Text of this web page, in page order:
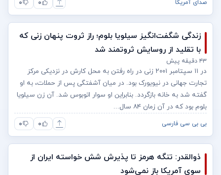
صدای آمریکا ۰ ۰
زندگی شگفت‌انگیز سیلویا بلوم؛ راز ثروت پنهان زنی که
با تقلید از روسایش ثروتمند شد
۴۳ دقیقه پیش
در ۱۱ سپتامبر ۲۰۰۱ زنی در راه رفتن به محل کارش در نزدیکی مرکز
تجارت جهانی در نیویورک بود. در میان آشفتگی پس از حملات، به او
گفته شد به خانه بازگردد. بنابراین او سوار اتوبوس شد. آن زن سیلویا
بلوم بود که در آن زمان ۸۴ سال...
بی بی سی فارسی ۰ ۰
ذوالقدر: تنگه هرمز تا پذیرش شش خواسته ایران از
سوی آمریکا باز نمی‌شود